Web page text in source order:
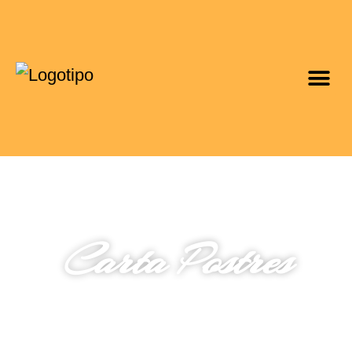
Carta Postres